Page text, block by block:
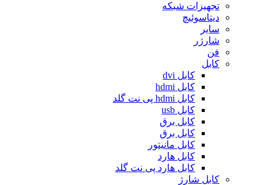
تجهیزات شبکه
دیتاسوئیچ
سایر
شارژر
فن
کابل
کابل dvi
کابل hdmi
کابل hdmi پی نت گلد
کابل usb
کابل برق
کابل برق
کابل مانیتور
کابل هارد
کابل هارد پی نت گلد
کابل شارژ